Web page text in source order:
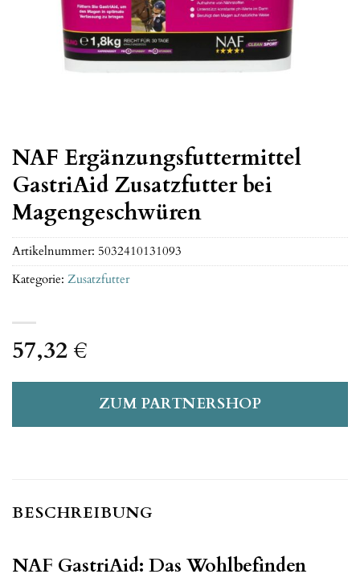
NAF Ergänzungsfuttermittel
GastriAid Zusatzfutter bei
Magengeschwüren
57,32 €
ZUM PARTNERSHOP
Artikelnummer: 5032410131093
Kategorie: Zusatzfutter
BESCHREIBUNG
NAF GastriAid: Das Wohlbefinden